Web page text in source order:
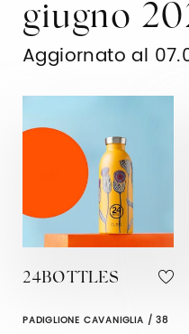
giugno
Aggiornato al
24BOTTLES
PADIGLIONE CAVANIGLIA / 38